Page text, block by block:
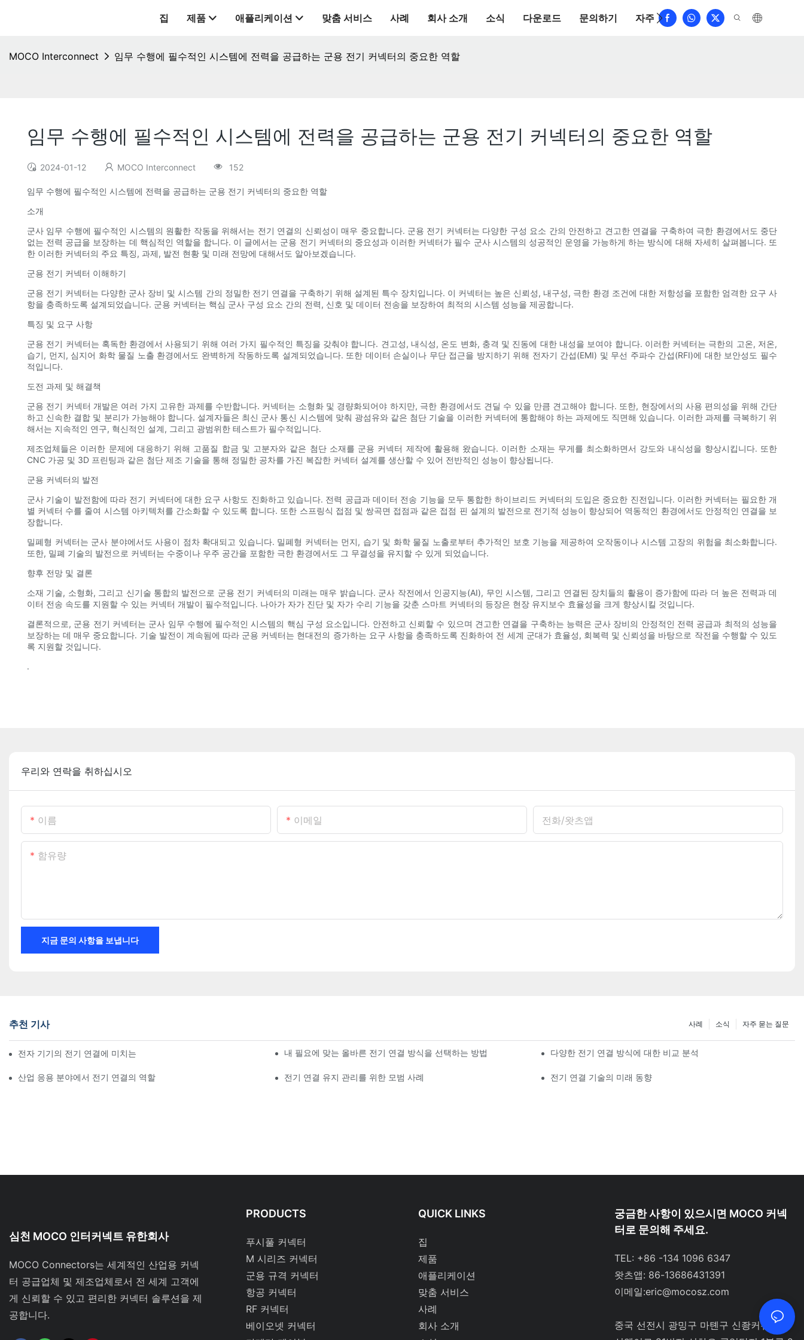
집 제품 애플리케이션 맞춤 서비스 사례 회사 소개 소식 다운로드 문의하기 자주 묻는 질문
MOCO Interconnect 임무 수행에 필수적인 시스템에 전력을 공급하는 군용 전기 커넥터의 중요한 역할
임무 수행에 필수적인 시스템에 전력을 공급하는 군용 전기 커넥터의 중요한 역할
2024-01-12 MOCO Interconnect 152
임무 수행에 필수적인 시스템에 전력을 공급하는 군용 전기 커넥터의 중요한 역할
소개
군사 임무 수행에 필수적인 시스템의 원활한 작동을 위해서는 전기 연결의 신뢰성이 매우 중요합니다. 군용 전기 커넥터는 다양한 구성 요소 간의 안전하고 견고한 연결을 구축하여 극한 환경에서도 중단
없는 전력 공급을 보장하는 데 핵심적인 역할을 합니다. 이 글에서는 군용 전기 커넥터의 중요성과 이러한 커넥터가 필수 군사 시스템의 성공적인 운영을 가능하게 하는 방식에 대해 자세히 살펴봅니다. 또
한 이러한 커넥터의 주요 특징, 과제, 발전 현황 및 미래 전망에 대해서도 알아보겠습니다.
군용 전기 커넥터 이해하기
군용 전기 커넥터는 다양한 군사 장비 및 시스템 간의 정밀한 전기 연결을 구축하기 위해 설계된 특수 장치입니다. 이 커넥터는 높은 신뢰성, 내구성, 극한 환경 조건에 대한 저항성을 포함한 엄격한 요구 사
항을 충족하도록 설계되었습니다. 군용 커넥터는 핵심 군사 구성 요소 간의 전력, 신호 및 데이터 전송을 보장하여 최적의 시스템 성능을 제공합니다.
특징 및 요구 사항
군용 전기 커넥터는 혹독한 환경에서 사용되기 위해 여러 가지 필수적인 특징을 갖춰야 합니다. 견고성, 내식성, 온도 변화, 충격 및 진동에 대한 내성을 보여야 합니다. 이러한 커넥터는 극한의 고온, 저온,
습기, 먼지, 심지어 화학 물질 노출 환경에서도 완벽하게 작동하도록 설계되었습니다. 또한 데이터 손실이나 무단 접근을 방지하기 위해 전자기 간섭(EMI) 및 무선 주파수 간섭(RFI)에 대한 보안성도 필수
적입니다.
도전 과제 및 해결책
군용 전기 커넥터 개발은 여러 가지 고유한 과제를 수반합니다. 커넥터는 소형화 및 경량화되어야 ​​하지만, 극한 환경에서도 견딜 수 있을 만큼 견고해야 합니다. 또한, 현장에서의 사용 편의성을 위해 간단
하고 신속한 결합 및 분리가 가능해야 합니다. 설계자들은 최신 군사 통신 시스템에 맞춰 광섬유와 같은 첨단 기술을 이러한 커넥터에 통합해야 하는 과제에도 직면해 있습니다. 이러한 과제를 극복하기 위
해서는 지속적인 연구, 혁신적인 설계, 그리고 광범위한 테스트가 필수적입니다.
제조업체들은 이러한 문제에 대응하기 위해 고품질 합금 및 고분자와 같은 첨단 소재를 군용 커넥터 제작에 활용해 왔습니다. 이러한 소재는 무게를 최소화하면서 강도와 내식성을 향상시킵니다. 또한
CNC 가공 및 3D 프린팅과 같은 첨단 제조 기술을 통해 정밀한 공차를 가진 복잡한 커넥터 설계를 생산할 수 있어 전반적인 성능이 향상됩니다.
군용 커넥터의 발전
군사 기술이 발전함에 따라 전기 커넥터에 대한 요구 사항도 진화하고 있습니다. 전력 공급과 데이터 전송 기능을 모두 통합한 하이브리드 커넥터의 도입은 중요한 진전입니다. 이러한 커넥터는 필요한 개
별 커넥터 수를 줄여 시스템 아키텍처를 간소화할 수 있도록 합니다. 또한 스프링식 접점 및 쌍곡면 접점과 같은 접점 핀 설계의 발전으로 전기적 성능이 향상되어 역동적인 환경에서도 안정적인 연결을 보
장합니다.
밀폐형 커넥터는 군사 분야에서도 사용이 점차 확대되고 있습니다. 밀폐형 커넥터는 먼지, 습기 및 화학 물질 노출로부터 추가적인 보호 기능을 제공하여 오작동이나 시스템 고장의 위험을 최소화합니다.
또한, 밀폐 기술의 발전으로 커넥터는 수중이나 우주 공간을 포함한 극한 환경에서도 그 무결성을 유지할 수 있게 되었습니다.
향후 전망 및 결론
소재 기술, 소형화, 그리고 신기술 통합의 발전으로 군용 전기 커넥터의 미래는 매우 밝습니다. 군사 작전에서 인공지능(AI), 무인 시스템, 그리고 연결된 장치들의 활용이 증가함에 따라 더 높은 전력과 데
이터 전송 속도를 지원할 수 있는 커넥터 개발이 필수적입니다. 나아가 자가 진단 및 자가 수리 기능을 갖춘 스마트 커넥터의 등장은 현장 유지보수 효율성을 크게 향상시킬 것입니다.
결론적으로, 군용 전기 커넥터는 군사 임무 수행에 필수적인 시스템의 핵심 구성 요소입니다. 안전하고 신뢰할 수 있으며 견고한 연결을 구축하는 능력은 군사 장비의 안정적인 전력 공급과 최적의 성능을
보장하는 데 매우 중요합니다. 기술 발전이 계속됨에 따라 군용 커넥터는 현대전의 증가하는 요구 사항을 충족하도록 진화하여 전 세계 군대가 효율성, 회복력 및 신뢰성을 바탕으로 작전을 수행할 수 있도
록 지원할 것입니다.
.
우리와 연락을 취하십시오
이름 이메일 전화/왓츠앱
함유량
지금 문의 사항을 보냅니다
추천 기사 자주 묻는 질문
소식
사례
전자 기기의 전기 연결에 미치는 기술의 영향 내 필요에 맞는 올바른 전기 연결 방식을 선택하는 방법 다양한 전기 연결 방식에 대한 비교 분석
산업 응용 분야에서 전기 연결의 역할 전기 연결 유지 관리를 위한 모범 사례 전기 연결 기술의 미래 동향
심천 MOCO 인터커넥트 유한회사
MOCO Connectors는 세계적인 산업용 커넥
터 공급업체 및 제조업체로서 전 세계 고객에
게 신뢰할 수 있고 편리한 커넥터 솔루션을 제
공합니다.
PRODUCTS
푸시풀 커넥터
M 시리즈 커넥터
군용 규격 커넥터
항공 커넥터
RF 커넥터
베이오넷 커넥터
QUICK LINKS
집
제품
애플리케이션
맞춤 서비스
사례
회사 소개
궁금한 사항이 있으시면 MOCO 커넥
터로 문의해 주세요.
TEL: +86 -134 1096 6347
왓츠앱: 86-13686431391
이메일:eric@mocosz.com
중국 선전시 광밍구 마톈구 신좡커뮤니티